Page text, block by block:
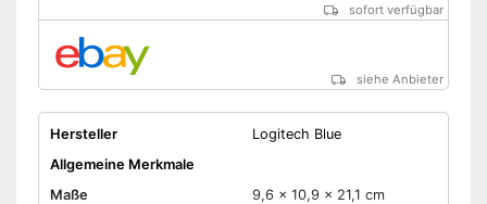
sofort verfügbar
siehe Anbieter
Hersteller
Logitech Blue
Allgemeine Merkmale
Maße
9,6 x 10,9 x 21,1 cm